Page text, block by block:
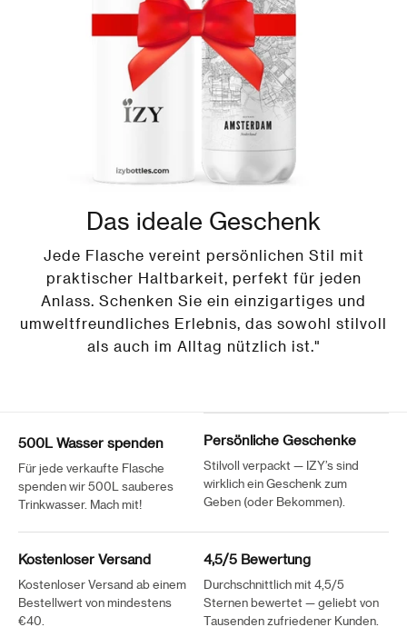
Das ideale Geschenk
Jede Flasche vereint persönlichen Stil mit
praktischer Haltbarkeit, perfekt für jeden
Anlass. Schenken Sie ein einzigartiges und
umweltfreundliches Erlebnis, das sowohl stilvoll
als auch im Alltag nützlich ist."
500L Wasser spenden
Für jede verkaufte Flasche
spenden wir 500L sauberes
Trinkwasser. Mach mit!
Persönliche Geschenke
Stilvoll verpackt — IZY’s sind
wirklich ein Geschenk zum
Geben (oder Bekommen).
Kostenloser Versand
Kostenloser Versand ab einem
Bestellwert von mindestens
€40.
4,5/5 Bewertung
Durchschnittlich mit 4,5/5
Sternen bewertet — geliebt von
Tausenden zufriedener Kunden.